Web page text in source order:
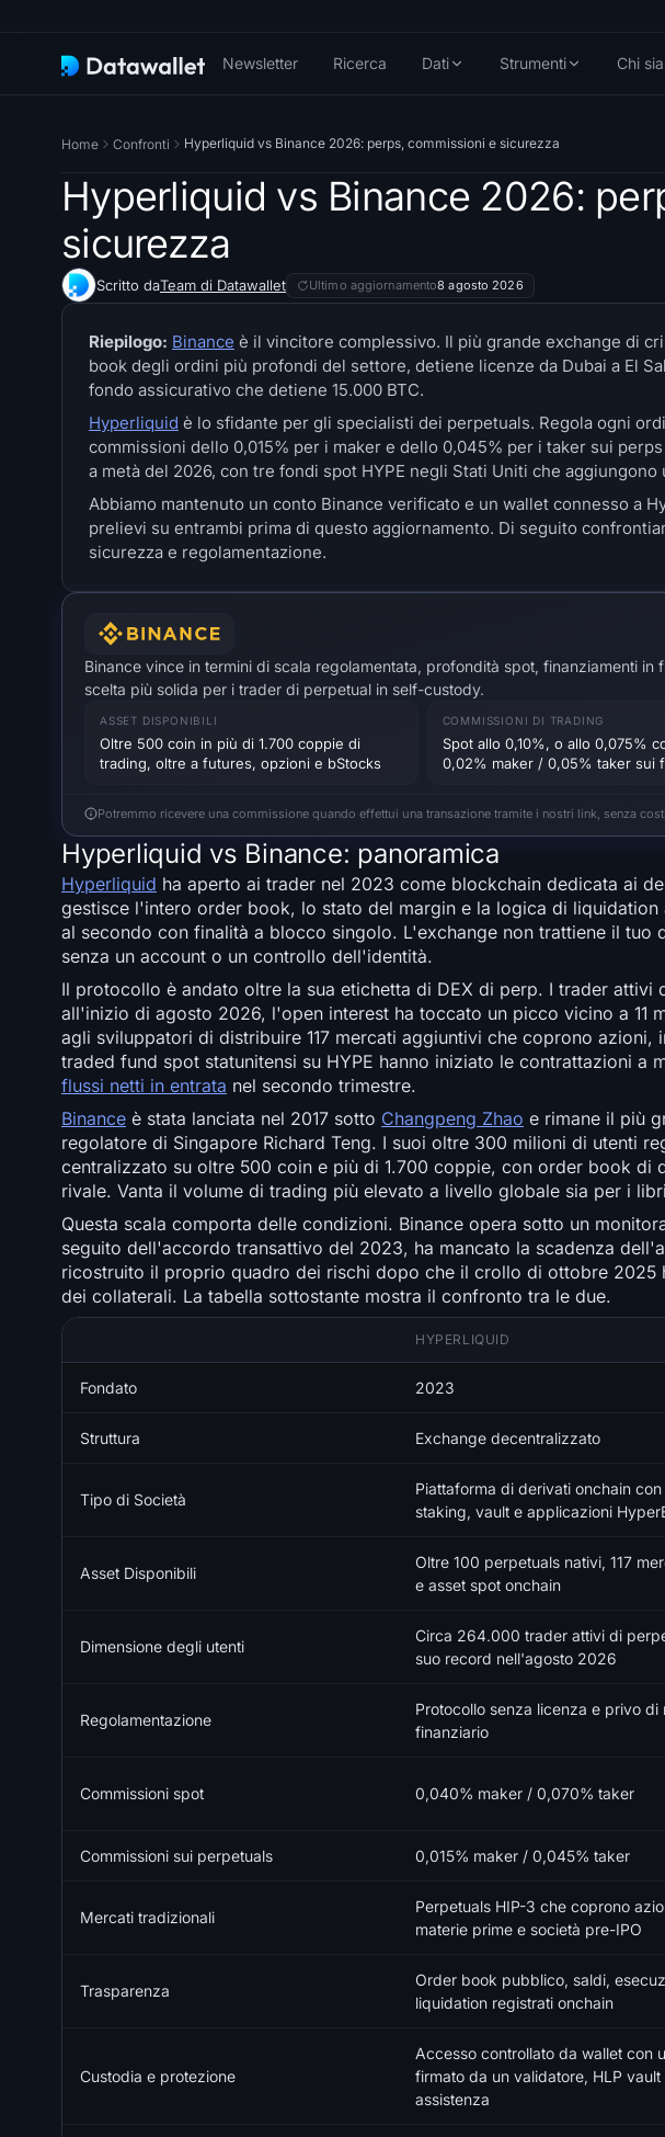
Newsletter Ricerca Dati Strumenti Chi
Home Confronti Hyperliquid vs Binance 2026: perps, commissioni e sicurezza
Hyperliquid vs Binance 2026:
sicurezza
Scritto daTeam di Datawallet Ultimo aggiornamento8 agosto 2026
Riepilogo: Binance è il vincitore complessivo. Il più grande exchange di
book degli ordini più profondi del settore, detiene licenze da Dubai a El
fondo assicurativo che detiene 15.000 BTC.
Hyperliquid è lo sfidante per gli specialisti dei perpetuals. Regola ogni
commissioni dello 0,015% per i maker e dello 0,045% per i taker sui
a metà del 2026, con tre fondi spot HYPE negli Stati Uniti che
Abbiamo mantenuto un conto Binance verificato e un wallet connesso a
prelievi su entrambi prima di questo aggiornamento. Di seguito
sicurezza e regolamentazione.
Binance vince in termini di scala regolamentata, profondità spot, finanziamenti
scelta più solida per i trader di perpetual in self-custody.
ASSET DISPONIBILI
Oltre 500 coin in più di 1.700 coppie di
trading, oltre a futures, opzioni e bStocks
COMMISSIONI DI TRADING
Spot allo 0,10%, o allo 0,075%
0,02% maker / 0,05% taker sui
Potremmo ricevere una commissione quando effettui una transazione tramite i nostri link, senza
Hyperliquid vs Binance: panoramica
Hyperliquid ha aperto ai trader nel 2023 come blockchain dedicata ai
gestisce l'intero order book, lo stato del margin e la logica di
al secondo con finalità a blocco singolo. L'exchange non trattiene il tuo
senza un account o un controllo dell'identità.
Il protocollo è andato oltre la sua etichetta di DEX di perp. I trader
all'inizio di agosto 2026, l'open interest ha toccato un picco vicino a 11
agli sviluppatori di distribuire 117 mercati aggiuntivi che coprono
traded fund spot statunitensi su HYPE hanno iniziato le contrattazioni a
flussi netti in entrata nel secondo trimestre.
Binance è stata lanciata nel 2017 sotto Changpeng Zhao e rimane il più
regolatore di Singapore Richard Teng. I suoi oltre 300 milioni di utenti
centralizzato su oltre 500 coin e più di 1.700 coppie, con order book di
rivale. Vanta il volume di trading più elevato a livello globale sia per i
Questa scala comporta delle condizioni. Binance opera sotto un
seguito dell'accordo transattivo del 2023, ha mancato la scadenza
ricostruito il proprio quadro dei rischi dopo che il crollo di ottobre 2025
dei collaterali. La tabella sottostante mostra il confronto tra le due.
HYPERLIQUID
Fondato 2023
Struttura Exchange decentralizzato
Tipo di Società
Piattaforma di derivati onchain con
staking, vault e applicazioni
Asset Disponibili
Oltre 100 perpetuals nativi, 117
e asset spot onchain
Dimensione degli utenti
Circa 264.000 trader attivi di
suo record nell'agosto 2026
Regolamentazione
Protocollo senza licenza e privo di
finanziario
Commissioni spot 0,040% maker / 0,070% taker
Commissioni sui perpetuals 0,015% maker / 0,045% taker
Mercati tradizionali
Perpetuals HIP-3 che coprono
materie prime e società pre-IPO
Trasparenza
Order book pubblico, saldi,
liquidation registrati onchain
Custodia e protezione
Accesso controllato da wallet con
firmato da un validatore, HLP
assistenza